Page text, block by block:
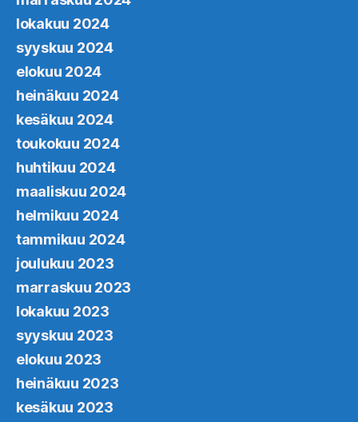
lokakuu 2024
syyskuu 2024
elokuu 2024
heinäkuu 2024
kesäkuu 2024
toukokuu 2024
huhtikuu 2024
maaliskuu 2024
helmikuu 2024
tammikuu 2024
joulukuu 2023
marraskuu 2023
lokakuu 2023
syyskuu 2023
elokuu 2023
heinäkuu 2023
kesäkuu 2023